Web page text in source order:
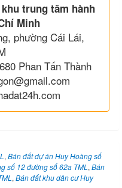
trung tâm hành
Minh
phường Cái Lái,
Phan Tấn Thành
, Bán đất dự án Huy Hoàng số
số 12 đường số 62a TML , Bán
, Bán đất khu dân cư Huy